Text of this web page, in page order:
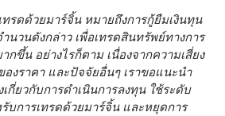
ทรดด้วยมาร์จิ้น หมายถึงการกู้ยืมเงินทุน
นวนดังกล่าว เพื่อเทรดสินทรัพย์ทางการ
กขึ้น อย่างไรก็ตาม เนื่องจากความเสี่ยง
งราคา และปัจจัยอื่นๆ เราขอแนะนำ
กี่ยวกับการดำเนินการลงทุน ใช้ระดับ
รับการเทรดด้วยมาร์จิ้น และหยุดการ